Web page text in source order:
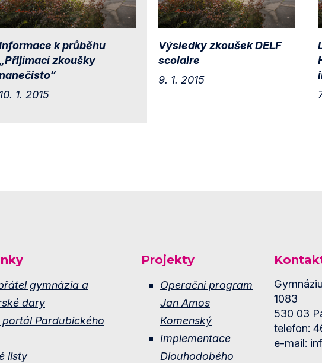
k průběhu
„Přijímací zkoušky
10. 1. 2015
Výsledky zkoušek DELF
scolaire
9. 1. 2015
gymnázia a
dary
portál Pardubického
listy
Projekty
Operační program
Jan Amos
Komenský
Implementace
Dlouhodobého
1083
530 03
telefon:
e-mail: